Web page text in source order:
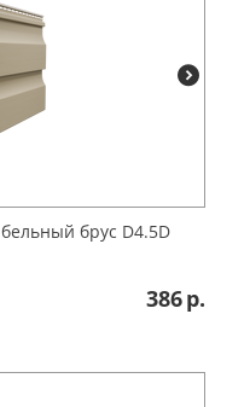
брус D4.5D
386р.